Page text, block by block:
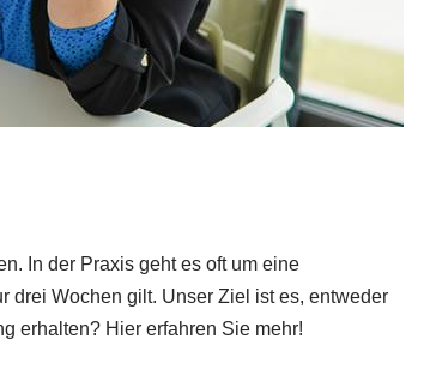
In der Praxis geht es oft um eine
drei Wochen gilt. Unser Ziel ist es, entweder
erhalten? Hier erfahren Sie mehr!